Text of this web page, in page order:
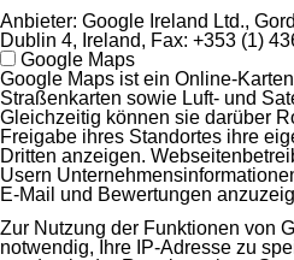
Anbieter: Google Ireland Ltd.,
Dublin 4, Ireland, Fax: +353 (1)
Google Maps
Google Maps ist ein Online-
Straßenkarten sowie Luft- und
Gleichzeitig können sie darüber
Freigabe ihres Standortes ihre
Dritten anzeigen.
Usern
E-Mail und Bewertungen
Zur Nutzung der Funktionen von
notwendig, Ihre IP-Adresse zu